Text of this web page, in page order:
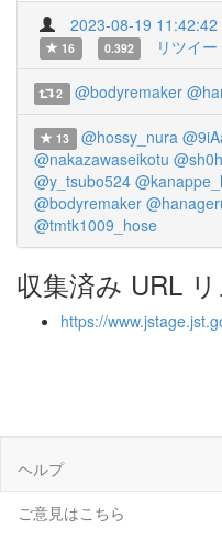
2023-08-19 11:42:42
16
0.392 リツイ
2 @bodyremaker
13 @hossy_nura
@nakazawaseikotu
@y_tsubo524
@bodyremaker
@tmtk1009_hose
収集済み URL リ
https://
ヘルプ
ご意見はこちら